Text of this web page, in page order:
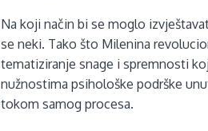
Na koji način bi se moglo
se neki. Tako što Milenina
tematiziranje snage i spremnosti
nužnostima psihološke podrške
tokom samog procesa.